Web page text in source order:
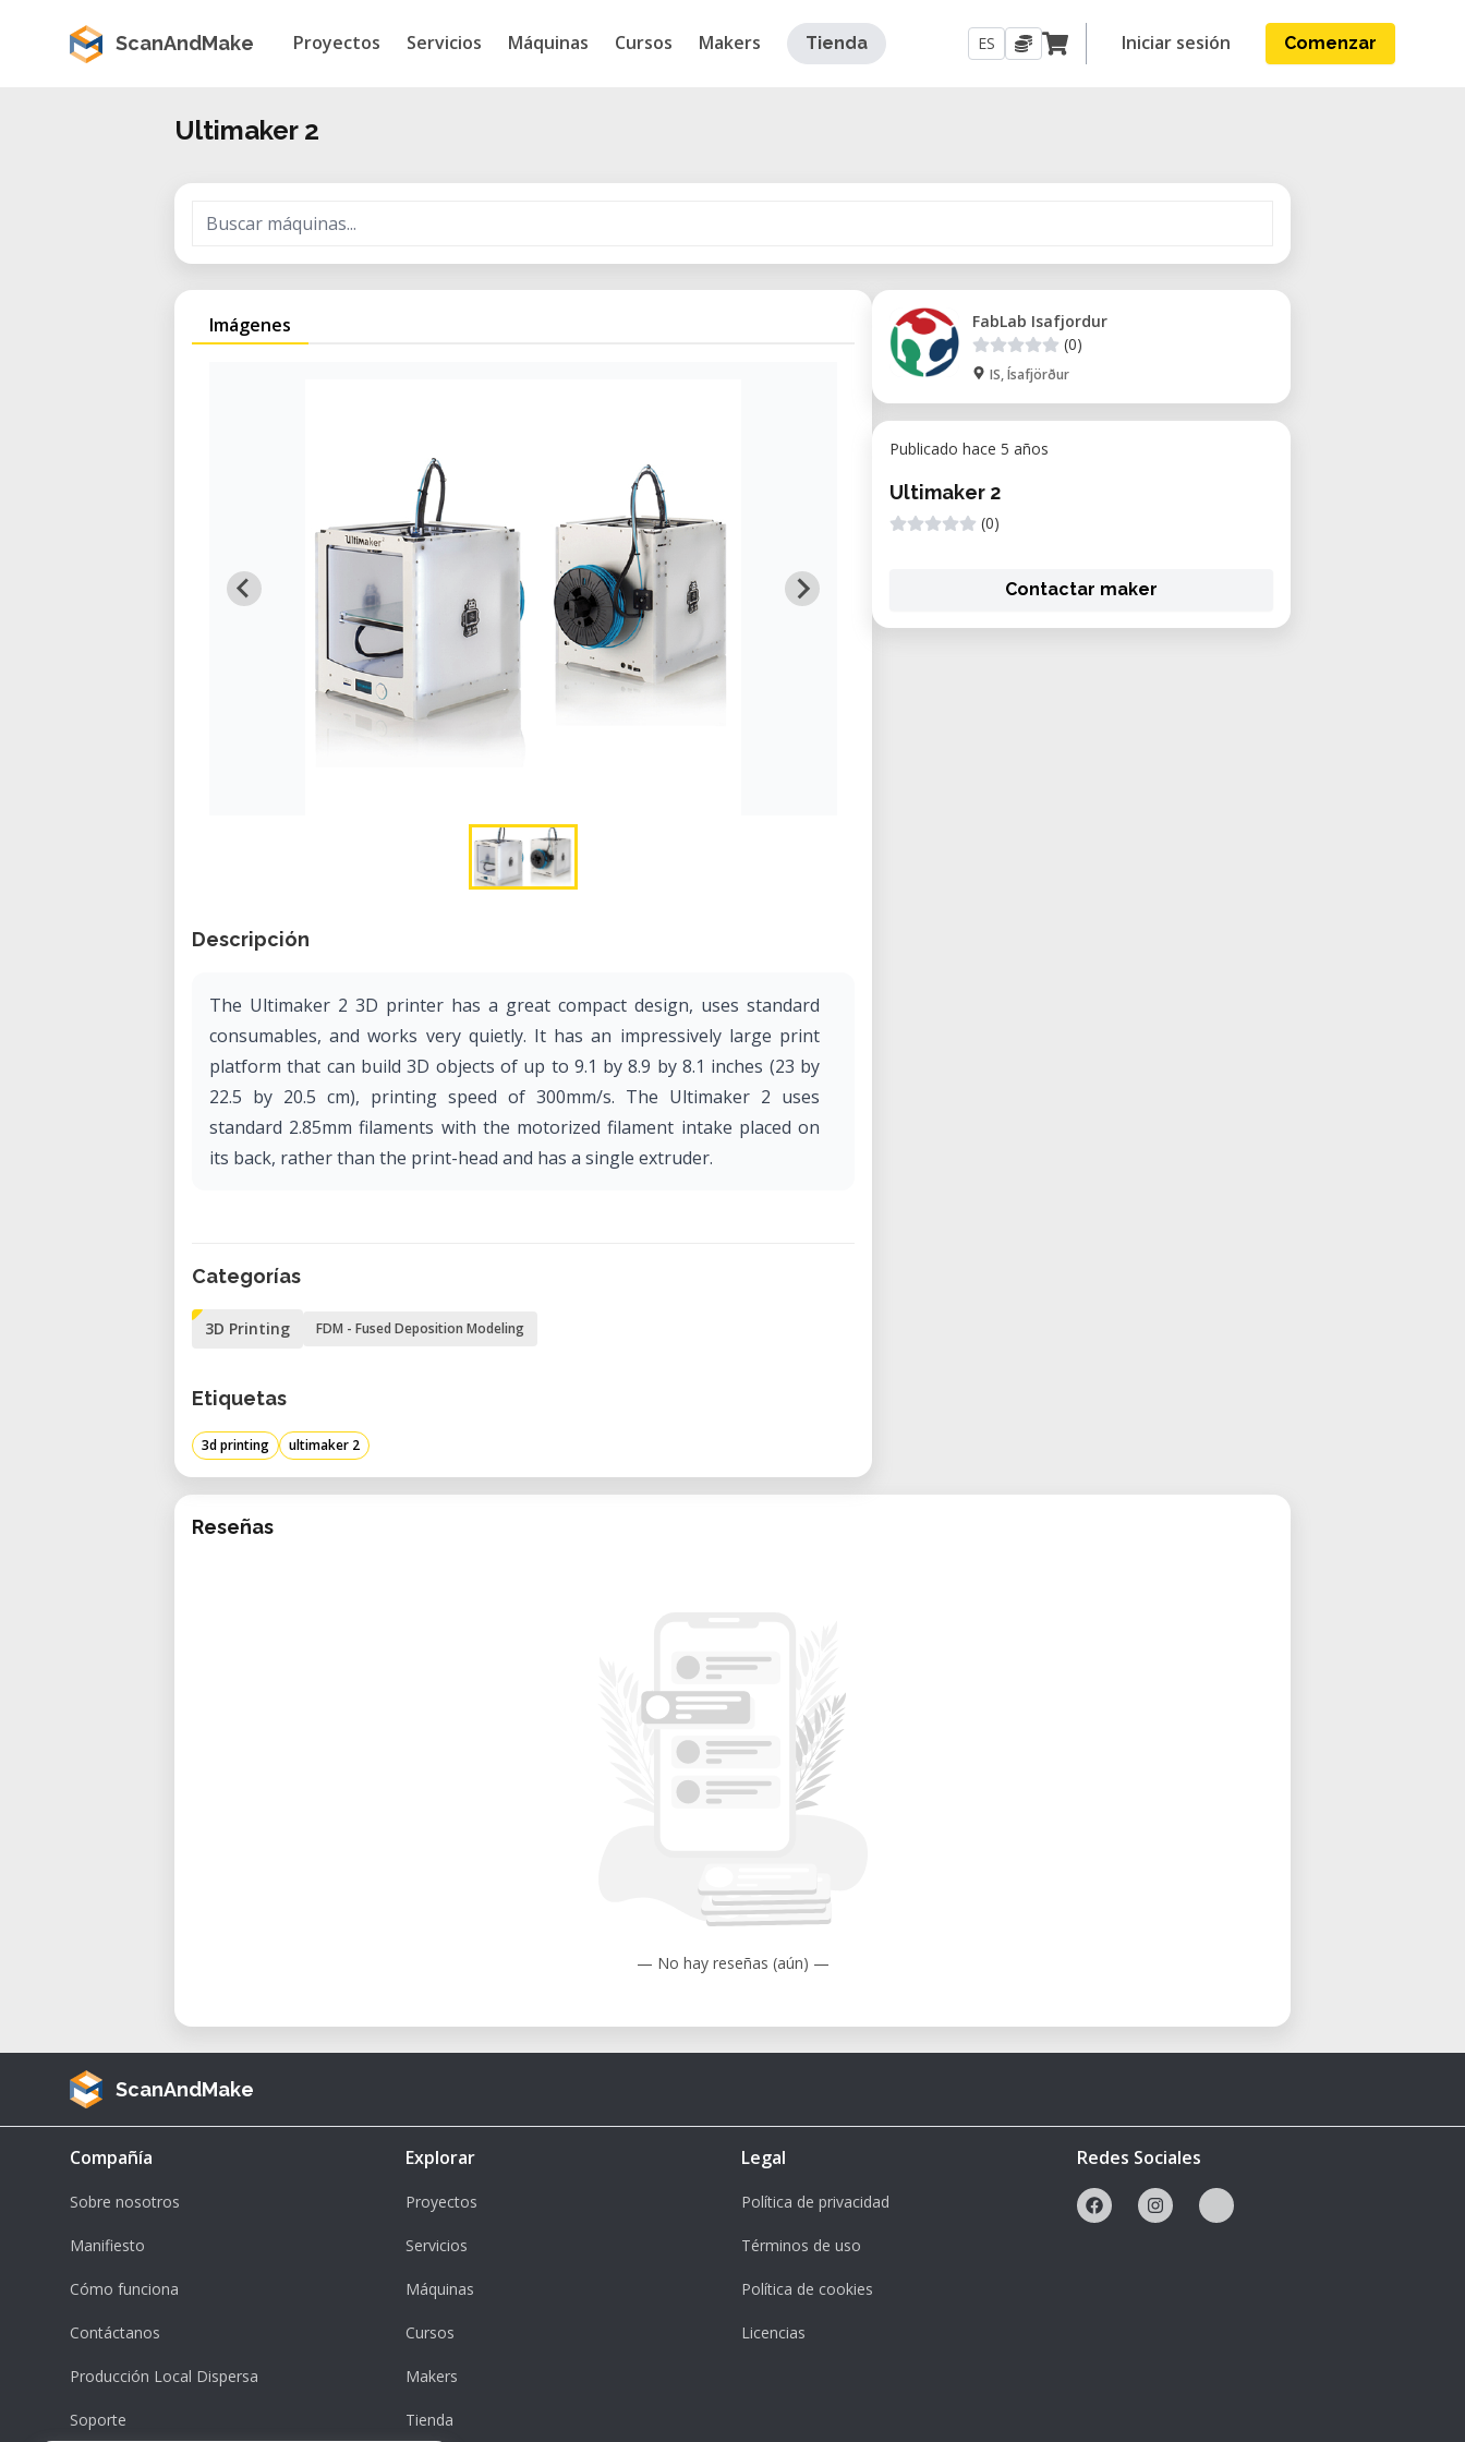
ScanAndMake Proyectos Servicios Máquinas Cursos Makers Tienda ES Iniciar sesión Comenzar
Ultimaker 2
Imágenes
Descripción
The Ultimaker 2 3D printer has a great compact design, uses standard
consumables, and works very quietly. It has an impressively large print
platform that can build 3D objects of up to 9.1 by 8.9 by 8.1 inches (23 by
22.5 by 20.5 cm), printing speed of 300mm/s. The Ultimaker 2 uses
standard 2.85mm filaments with the motorized filament intake placed on
its back, rather than the print-head and has a single extruder.
Categorías
3D Printing FDM - Fused Deposition Modeling
Etiquetas
3d printing ultimaker 2
FabLab Isafjordur
(0)
IS, Ísafjörður
Publicado hace 5 años
Ultimaker 2
(0)
Contactar maker
Reseñas
— No hay reseñas (aún) —
ScanAndMake
Compañía
Sobre nosotros
Manifiesto
Cómo funciona
Contáctanos
Producción Local Dispersa
Soporte
Explorar
Proyectos
Servicios
Máquinas
Cursos
Makers
Tienda
Legal
Política de privacidad
Términos de uso
Política de cookies
Licencias
Redes Sociales